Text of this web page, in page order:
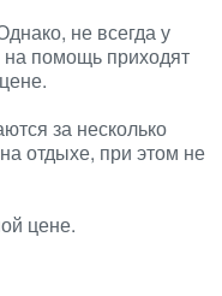
не всегда у
на помощь приходят
за несколько
отдыхе, при этом не
цене.